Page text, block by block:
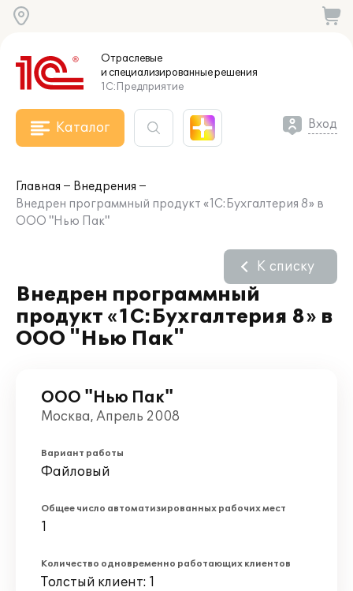
Отраслевые
и специализированныерешения
1С:Предприятие
Каталог Вход
Главная
Внедрения
Внедрен программный продукт «1С:Бухгалтерия 8» в
ООО "Нью Пак"
Внедрен программный
продукт «1С:Бухгалтерия 8» в
ООО "Нью Пак"
К списку
ООО "Нью Пак"
Москва, Апрель 2008
Вариант работы
Файловый
Общее число автоматизированных рабочих мест
1
Количество одновременно работающих клиентов
Толстый клиент: 1